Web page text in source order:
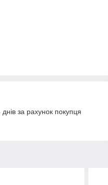
за рахунок покупця